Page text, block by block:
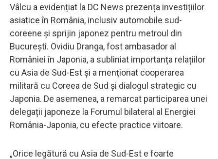
Vâlcu a evidențiat la DC News prezența investițiilor
asiatice în România, inclusiv automobile sud-
coreene și sprijin japonez pentru metroul din
București. Ovidiu Dranga, fost ambasador al
României în Japonia, a subliniat importanța relațiilor
cu Asia de Sud-Est și a menționat cooperarea
militară cu Coreea de Sud și dialogul strategic cu
Japonia. De asemenea, a remarcat participarea unei
delegații japoneze la Forumul bilateral al Energiei
România-Japonia, cu efecte practice viitoare.
„Orice legătură cu Asia de Sud-Est e foarte